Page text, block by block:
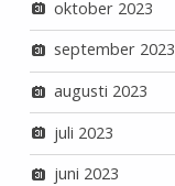
oktober 2023
september 2023
augusti 2023
juli 2023
juni 2023